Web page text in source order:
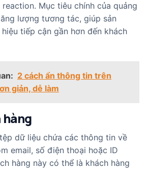
Mục tiêu chính của quảng
lượng tương tác, giúp sản
tiếp cận gần hơn đến khách
2 cách ẩn thông tin trên
giản, dễ làm
dữ liệu chứa các thông tin về
email, số điện thoại hoặc ID
hàng này có thể là khách hàng